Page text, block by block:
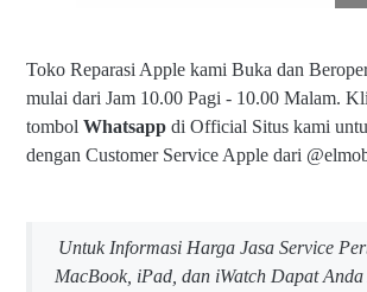
Toko Reparasi Apple kami Buka dan
mulai dari Jam 10.00 Pagi - 10.00 Malam.
tombol Whatsapp di Official Situs kami
dengan Customer Service Apple dari
Untuk Informasi Harga Jasa Service
MacBook, iPad, dan iWatch Dapat Anda